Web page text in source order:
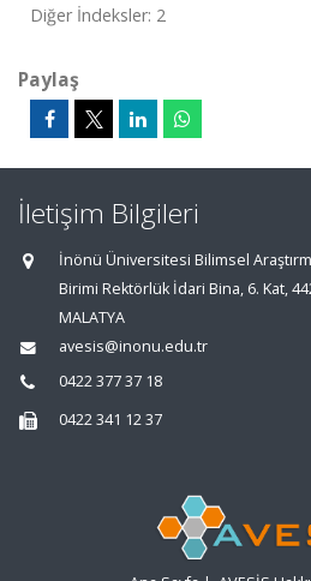
Diğer İndeksler: 2
Paylaş
İletişim Bilgileri
İnönü Üniversitesi Bilimsel
Birimi Rektörlük İdari Bina, 6. Kat,
MALATYA
avesis@inonu.edu.tr
0422 377 37 18
0422 341 12 37